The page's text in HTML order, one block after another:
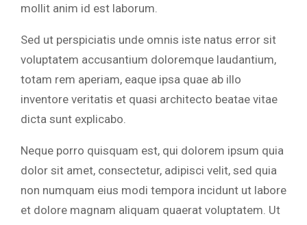
mollit anim id est laborum.
Sed ut perspiciatis unde omnis iste natus error sit
voluptatem accusantium doloremque laudantium,
totam rem aperiam, eaque ipsa quae ab illo
inventore veritatis et quasi architecto beatae vitae
dicta sunt explicabo.
Neque porro quisquam est, qui dolorem ipsum quia
dolor sit amet, consectetur, adipisci velit, sed quia
non numquam eius modi tempora incidunt ut labore
et dolore magnam aliquam quaerat voluptatem. Ut